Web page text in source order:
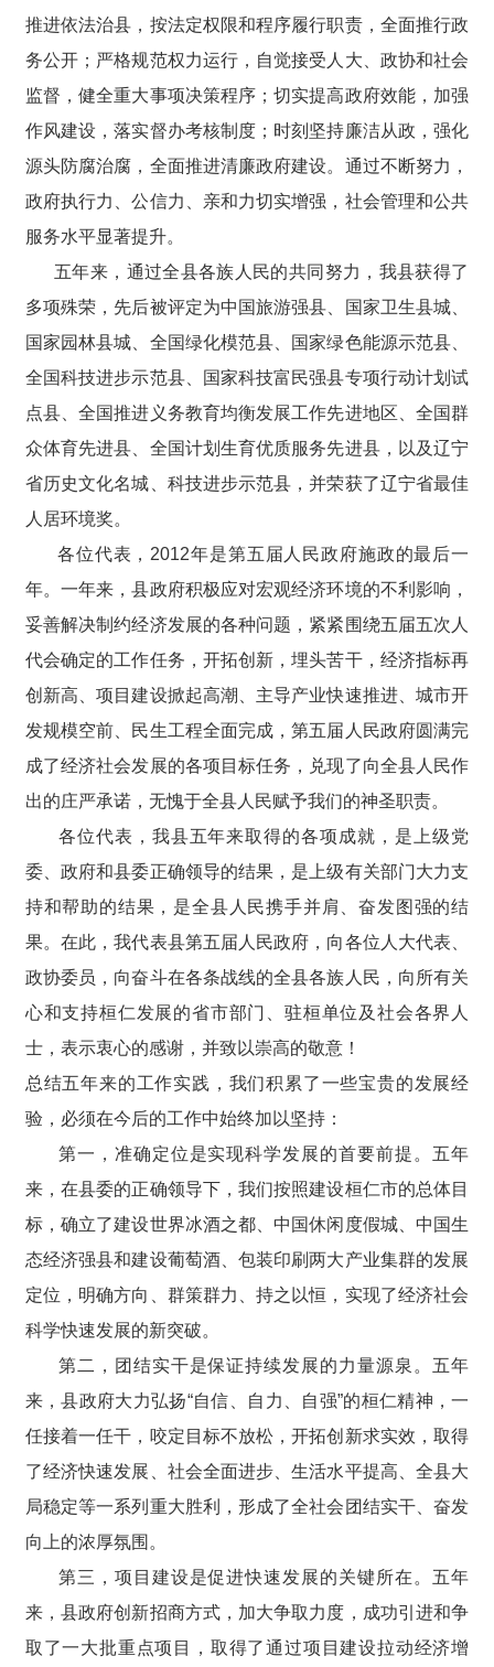
推进依法治县，按法定权限和程序履行职责，全面推行政
务公开；严格规范权力运行，自觉接受人大、政协和社会
监督，健全重大事项决策程序；切实提高政府效能，加强
作风建设，落实督办考核制度；时刻坚持廉洁从政，强化
源头防腐治腐，全面推进清廉政府建设。通过不断努力，
政府执行力、公信力、亲和力切实增强，社会管理和公共
服务水平显著提升。
五年来，通过全县各族人民的共同努力，我县获得了
多项殊荣，先后被评定为中国旅游强县、国家卫生县城、
国家园林县城、全国绿化模范县、国家绿色能源示范县、
全国科技进步示范县、国家科技富民强县专项行动计划试
点县、全国推进义务教育均衡发展工作先进地区、全国群
众体育先进县、全国计划生育优质服务先进县，以及辽宁
省历史文化名城、科技进步示范县，并荣获了辽宁省最佳
人居环境奖。
各位代表，2012年是第五届人民政府施政的最后一
年。一年来，县政府积极应对宏观经济环境的不利影响，
妥善解决制约经济发展的各种问题，紧紧围绕五届五次人
代会确定的工作任务，开拓创新，埋头苦干，经济指标再
创新高、项目建设掀起高潮、主导产业快速推进、城市开
发规模空前、民生工程全面完成，第五届人民政府圆满完
成了经济社会发展的各项目标任务，兑现了向全县人民作
出的庄严承诺，无愧于全县人民赋予我们的神圣职责。
各位代表，我县五年来取得的各项成就，是上级党
委、政府和县委正确领导的结果，是上级有关部门大力支
持和帮助的结果，是全县人民携手并肩、奋发图强的结
果。在此，我代表县第五届人民政府，向各位人大代表、
政协委员，向奋斗在各条战线的全县各族人民，向所有关
心和支持桓仁发展的省市部门、驻桓单位及社会各界人
士，表示衷心的感谢，并致以崇高的敬意！
总结五年来的工作实践，我们积累了一些宝贵的发展经
验，必须在今后的工作中始终加以坚持：
第一，准确定位是实现科学发展的首要前提。五年
来，在县委的正确领导下，我们按照建设桓仁市的总体目
标，确立了建设世界冰酒之都、中国休闲度假城、中国生
态经济强县和建设葡萄酒、包装印刷两大产业集群的发展
定位，明确方向、群策群力、持之以恒，实现了经济社会
科学快速发展的新突破。
第二，团结实干是保证持续发展的力量源泉。五年
来，县政府大力弘扬“自信、自力、自强”的桓仁精神，一
任接着一任干，咬定目标不放松，开拓创新求实效，取得
了经济快速发展、社会全面进步、生活水平提高、全县大
局稳定等一系列重大胜利，形成了全社会团结实干、奋发
向上的浓厚氛围。
第三，项目建设是促进快速发展的关键所在。五年
来，县政府创新招商方式，加大争取力度，成功引进和争
取了一大批重点项目，取得了通过项目建设拉动经济增